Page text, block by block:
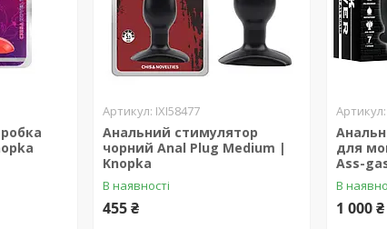
IXI58477
Анальний стимулятор
чорний Anal Plug Medium |
Knopka
В наявності
455 ₴
для
Ass-
В
1 000 ₴